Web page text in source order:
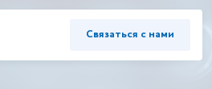
Связаться с нами